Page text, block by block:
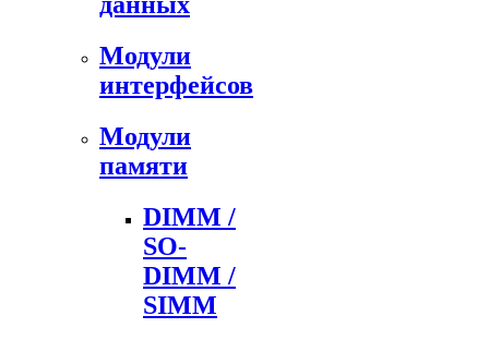
Модули
интерфейсов
Модули
памяти
DIMM /
SO-
DIMM /
SIMM